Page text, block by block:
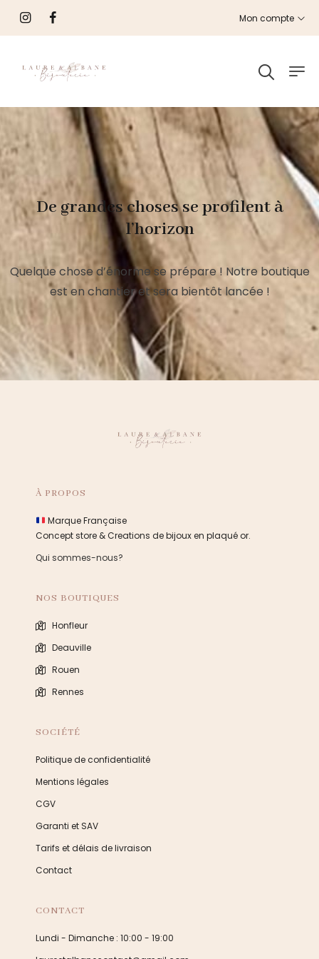
Mon compte
De grandes choses se profilent à
l’horizon
Quelque chose d’énorme se prépare ! Notre boutique
est en chantier et sera bientôt lancée !
À PROPOS
Marque Française
Concept store & Creations de bijoux en plaqué or.
Qui sommes-nous?
NOS BOUTIQUES
Honfleur
Deauville
Rouen
Rennes
SOCIÉTÉ
Politique de confidentialité
Mentions légales
CGV
Garanti et SAV
Tarifs et délais de livraison
Contact
CONTACT
Lundi - Dimanche : 10:00 - 19:00